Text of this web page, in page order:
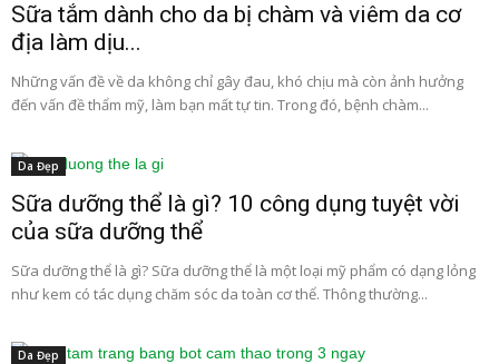
Sữa tắm dành cho da bị chàm và viêm da cơ
địa làm dịu...
Những vấn đề về da không chỉ gây đau, khó chịu mà còn ảnh hưởng
đến vấn đề thẩm mỹ, làm bạn mất tự tin. Trong đó, bệnh chàm...
Da Đẹp
Sữa dưỡng thể là gì? 10 công dụng tuyệt vời
của sữa dưỡng thể
Sữa dưỡng thể là gì? Sữa dưỡng thể là một loại mỹ phẩm có dạng lỏng
như kem có tác dụng chăm sóc da toàn cơ thể. Thông thường...
Da Đẹp